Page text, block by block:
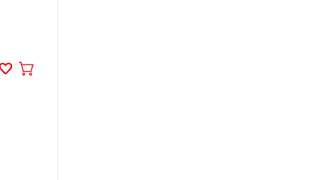
Ajouter